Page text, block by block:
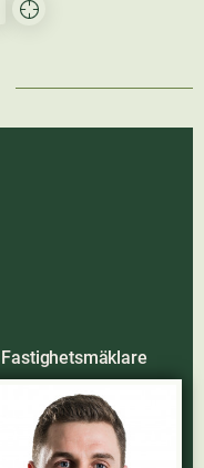
Fastighetsmäklare